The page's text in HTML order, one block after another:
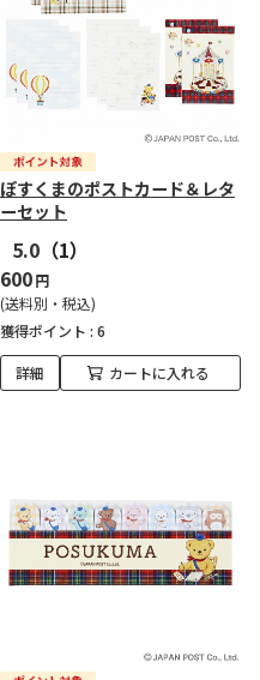
ぽすくまのポストカード＆レタ
ーセット
5.0 （1）
600円
(送料別・税込)
獲得ポイント : 6
詳細 カートに入れる